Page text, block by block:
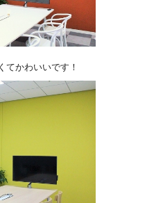
てかわいいです！